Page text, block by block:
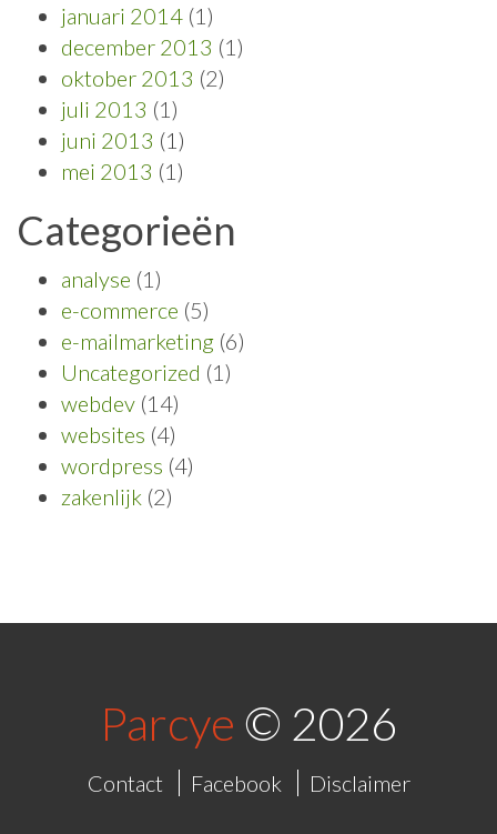
januari 2014 (1)
december 2013 (1)
oktober 2013 (2)
juli 2013 (1)
juni 2013 (1)
mei 2013 (1)
Categorieën
analyse (1)
e-commerce (5)
e-mailmarketing (6)
Uncategorized (1)
webdev (14)
websites (4)
wordpress (4)
zakenlijk (2)
Parcye © 2026
Contact Facebook Disclaimer